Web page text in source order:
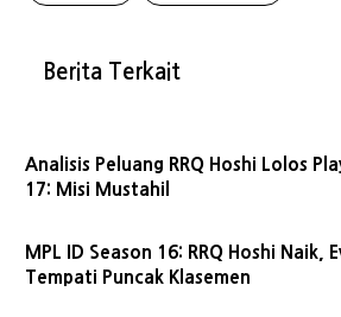
Berita Terkait
Analisis Peluang RRQ Hoshi Lolos
17: Misi Mustahil
MPL ID Season 16: RRQ Hoshi Naik,
Tempati Puncak Klasemen